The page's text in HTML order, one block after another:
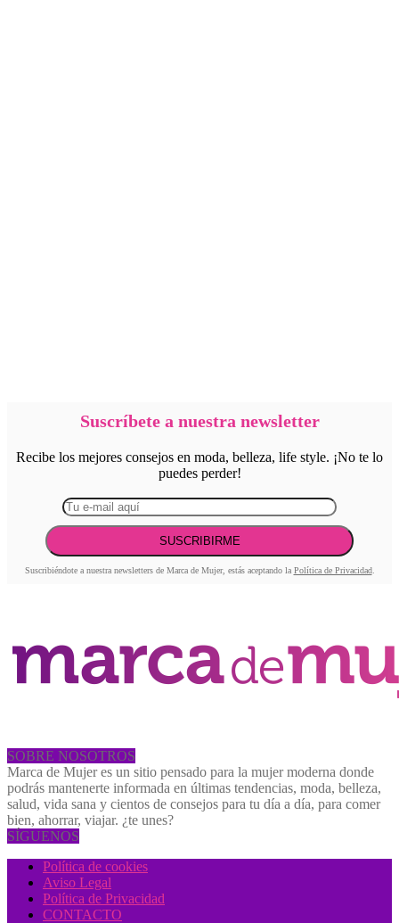
Suscríbete a nuestra newsletter
Recibe los mejores consejos en moda, belleza, life style. ¡No te lo
puedes perder!
Suscribiéndote a nuestra newsletters de Marca de Mujer, estás aceptando la Política de Privacidad.
SOBRE NOSOTROS
Marca de Mujer es un sitio pensado para la mujer moderna donde
podrás mantenerte informada en últimas tendencias, moda, belleza,
salud, vida sana y cientos de consejos para tu día a día, para comer
bien, ahorrar, viajar. ¿te unes?
SÍGUENOS
Política de cookies
Aviso Legal
Política de Privacidad
CONTACTO